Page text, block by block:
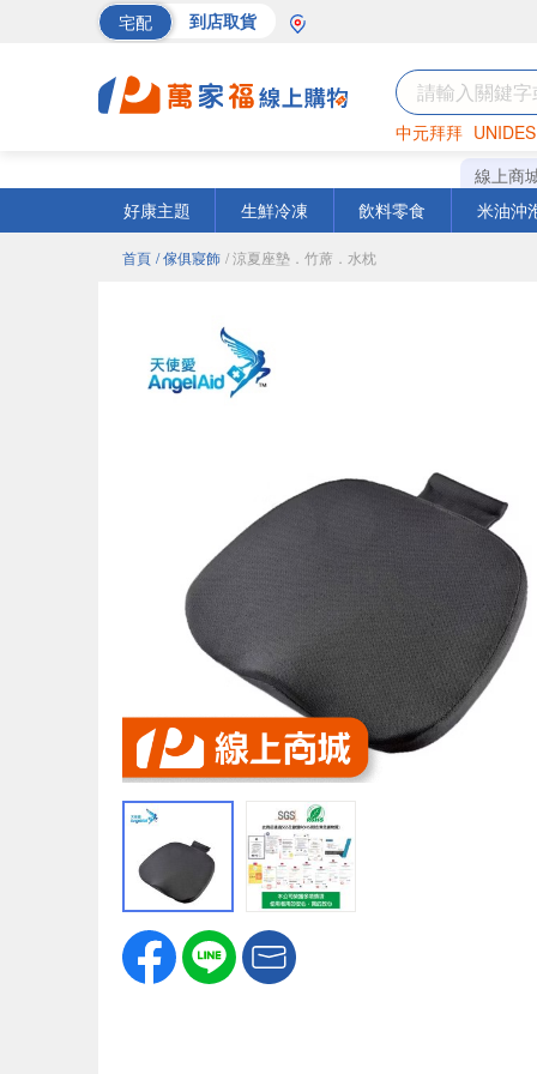
宅配 到店取貨
中元拜拜
罐頭 海苔
線上商
好康主題
生鮮冷凍 飲料零食 米油沖
首頁 / 傢俱寢飾 / 涼夏座墊．竹蓆．水枕